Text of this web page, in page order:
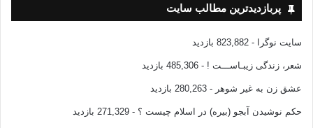
پربازدیدترین مطالب سایت
سایت نوگرا - 823,882 بازدید
شعر، زندگی زیبـاســـت ! - 485,306 بازدید
عشق زن به غیر شوهر - 280,263 بازدید
حکم نوشیدن آبجو (بیره) در اسلام چیست ؟ - 271,329 بازدید